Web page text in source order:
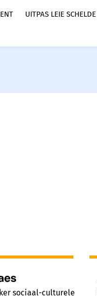
UITPAS LEIE SCHELDE
sociaal-culturele